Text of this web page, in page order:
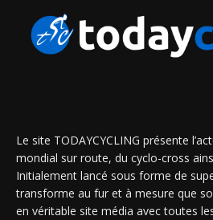
Le site TODAYCYCLING présente
mondial sur route, du cyclo-cross
Initialement lancé sous forme de
transforme au fur et à mesure que
en véritable site média avec toutes